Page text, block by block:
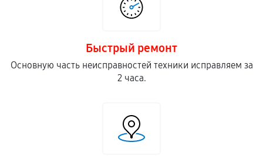
2190 от 30 мин
Замена катушки зажигания
Замена глушителя снегоуборщика
от 80 мин
Быстрый ремонт
Основную часть неисправностей техники исправляем за
2 часа.